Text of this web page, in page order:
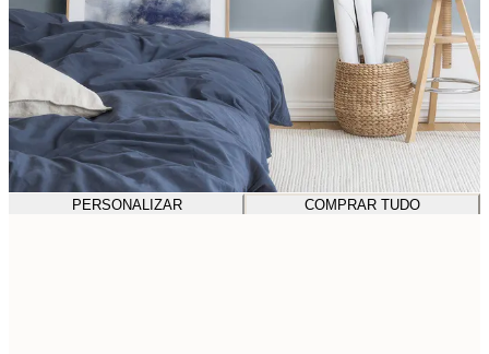
PERSONALIZAR COMPRAR TUDO